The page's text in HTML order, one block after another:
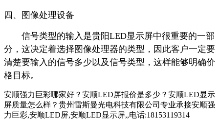
四、图像处理设备
信号类型的输入是贵阳LED显示屏中很重要的一部
分，这决定着选择图像处理器的类型，因此客户一定要
清楚要输入的信号多少以及信号类型，这样能够明确价
格目标。
安顺强力巨彩哪家好？安顺LED屏报价是多少？安顺LED显示
屏质量怎么样？贵州雷斯曼光电科技有限公司专业承接安顺强
力巨彩,安顺LED屏,安顺LED显示屏,,电话:18153119314